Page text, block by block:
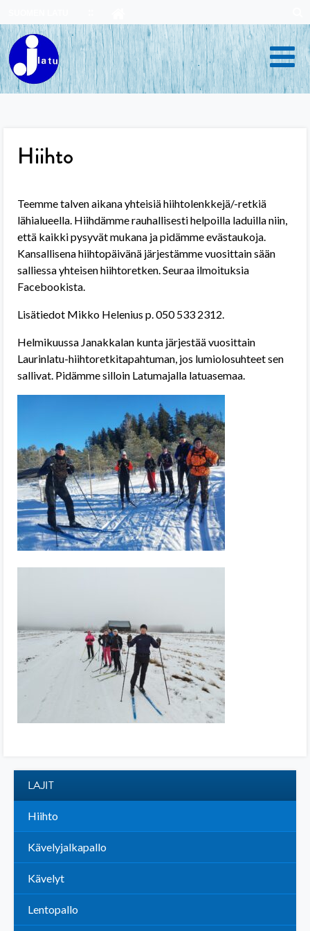
to
content
Hiihto
Teemme talven aikana yhteisiä hiihtolenkkejä/-retkiä
lähialueella. Hiihdämme rauhallisesti helpoilla laduilla niin,
että kaikki pysyvät mukana ja pidämme evästaukoja.
Kansallisena hiihtopäivänä järjestämme vuosittain sään
salliessa yhteisen hiihtoretken. Seuraa ilmoituksia
Facebookista.
Lisätiedot Mikko Helenius p. 050 533 2312.
Helmikuussa Janakkalan kunta järjestää vuosittain
Laurinlatu-hiihtoretkitapahtuman, jos lumiolosuhteet sen
sallivat. Pidämme silloin Latumajalla latuasemaa.
LAJIT
Hiihto
Kävelyjalkapallo
Kävelyt
Lentopallo